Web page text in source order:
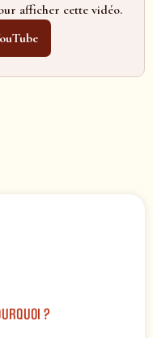
afficher cette vidéo.
?